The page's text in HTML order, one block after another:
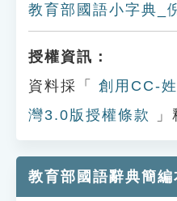
教育部國語小字典_
授權資訊：
資料採「
創用CC-
灣3.0版授權條款
」
教育部國語辭典簡編